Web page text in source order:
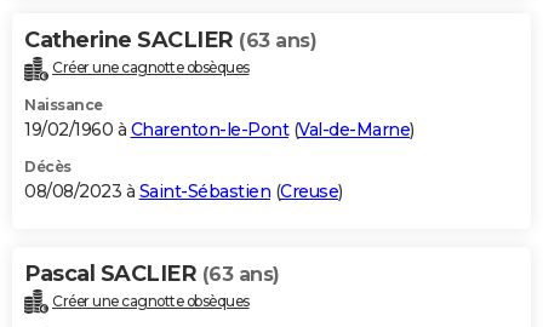
Catherine SACLIER (63 ans)
Créer une cagnotte obsèques
Naissance
19/02/1960 à Charenton-le-Pont(Val-de-Marne)
Décès
08/08/2023 à Saint-Sébastien (Creuse)
Pascal SACLIER (63 ans)
Créer une cagnotte obsèques